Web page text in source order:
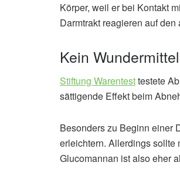
Körper, weil er bei Kontakt
Darmtrakt reagieren auf
Kein
Stiftung Warentesttestete
sättigende Effekt beim
Besonders zu Beginn einer
erleichtern. Allerdings sollte
Glucomannan ist also eher